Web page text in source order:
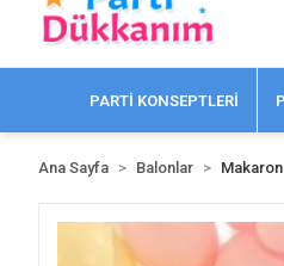
PARTİ KONSEPTLERİ
Ana Sayfa Balonlar